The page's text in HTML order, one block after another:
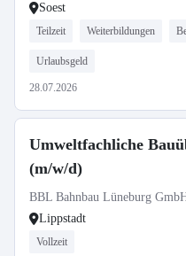
Soest
Teilzeit Weiterbildungen
Urlaubsgeld
28.07.2026
Umweltfachliche
(m/w/d)
BBL Bahnbau Lüneburg
Lippstadt
Vollzeit